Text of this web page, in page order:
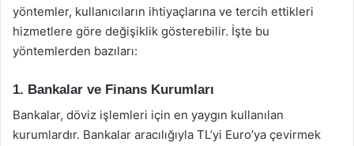
yöntemler, kullanıcıların ihtiyaçlarına ve tercih ettikleri
hizmetlere göre değişiklik gösterebilir. İşte bu
yöntemlerden bazıları:
1. Bankalar ve Finans Kurumları
Bankalar, döviz işlemleri için en yaygın kullanılan
kurumlardır. Bankalar aracılığıyla TL’yi Euro’ya çevirmek